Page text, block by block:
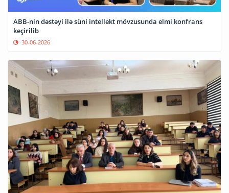
ABB-nin dəstəyi ilə süni intellekt mövzusunda elmi konfrans
keçirilib
30-06-2026